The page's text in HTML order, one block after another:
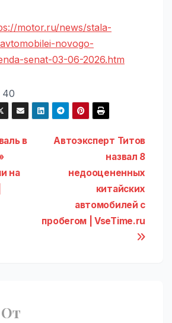
motor.ru/news/stala-
novogo-
senat-03-06-2026.htm
40
Автоэксперт Титов
назвал 8
недооцененных
китайских
автомобилей с
пробегом | VseTime.ru
в
на
От